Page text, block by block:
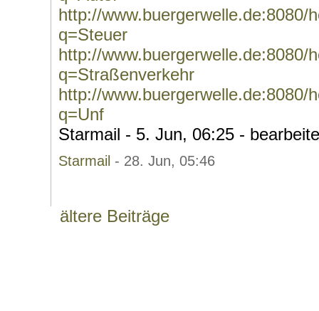
http://www.buergerwelle.de:8080/
q=Steuer
http://www.buergerwelle.de:8080/
q=Straßenverkehr
http://www.buergerwelle.de:8080/
q=Unf
Starmail - 5. Jun, 06:25 -
Starmail - 28. Jun, 05:46
ältere Beiträge